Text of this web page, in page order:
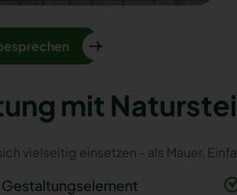
mit
vielseitig einsetzen - als Mauer,
Gestaltungselement